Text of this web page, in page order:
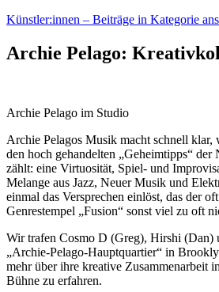
Künstler:innen – Beiträge in Kategorie
Archie Pelago:
Archie Pelago im Studio
Archie Pelagos Musik macht schnell klar,
den hoch gehandelten „Geheimtipps“
zählt: eine Virtuosität, Spiel- und
Melange aus Jazz, Neuer Musik und
einmal das Versprechen einlöst, das der
Genrestempel „Fusion“ sonst viel zu oft
Wir trafen Cosmo D (Greg), Hirshi (Dan)
„Archie-Pelago-Hauptquartier“ in
mehr über ihre kreative Zusammenarbeit
Bühne zu erfahren.